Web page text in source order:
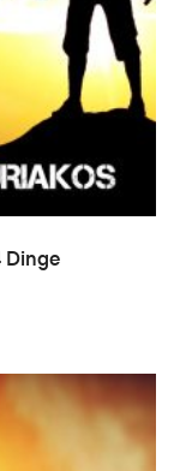
Dinge